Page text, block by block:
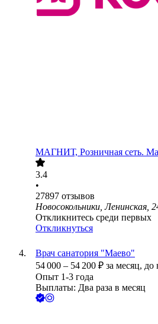
МАГНИТ, Розничная сеть.
3.4
•
27897 отзывов
Новосокольники, Ленинская,
Откликнитесь среди первых
Откликнуться
Врач санатория "Маево"
54 000 – 54 200 ₽ за месяц, до
Опыт 1-3 года
Выплаты: Два раза в месяц